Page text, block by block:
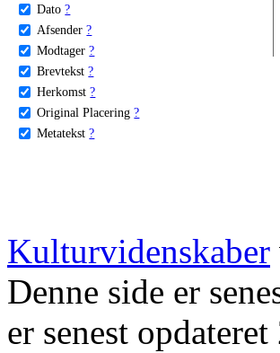
Dato ?
Afsender ?
Modtager ?
Brevtekst ?
Herkomst ?
Original Placering ?
Metatekst ?
Kulturvidenskaber
Denne side er
er senest